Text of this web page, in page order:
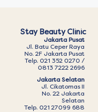
Stay Beauty Clinic
Jakarta Pusat
Jl. Batu Ceper Raya
No. 2F Jakarta Pusat
Telp. 021 352 0270 /
0813 7222 2696
Jakarta Selatan
Jl. Cikatomas II
No. 22 Jakarta
Selatan
Telp. 021 27099 688